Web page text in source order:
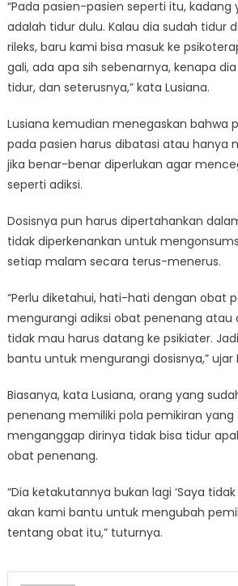
“Pada pasien-pasien seperti itu,
adalah tidur dulu. Kalau dia sudah tidur
rileks, baru kami bisa masuk ke
gali, ada apa sih sebenarnya, kenapa
tidur, dan seterusnya,” kata Lusiana.
Lusiana kemudian menegaskan bahwa
pada pasien harus dibatasi atau hanya
jika benar-benar diperlukan agar
seperti adiksi.
Dosisnya pun harus dipertahankan
tidak diperkenankan untuk
setiap malam secara terus-menerus.
“Perlu diketahui, hati-hati dengan obat
mengurangi adiksi obat penenang atau
tidak mau harus datang ke psikiater.
bantu untuk mengurangi dosisnya,” ujar
Biasanya, kata Lusiana, orang yang
penenang memiliki pola pemikiran yang
menganggap dirinya tidak bisa tidur
obat penenang.
“Dia ketakutannya bukan lagi ‘Saya tidak
akan kami bantu untuk mengubah
tentang obat itu,” tuturnya.